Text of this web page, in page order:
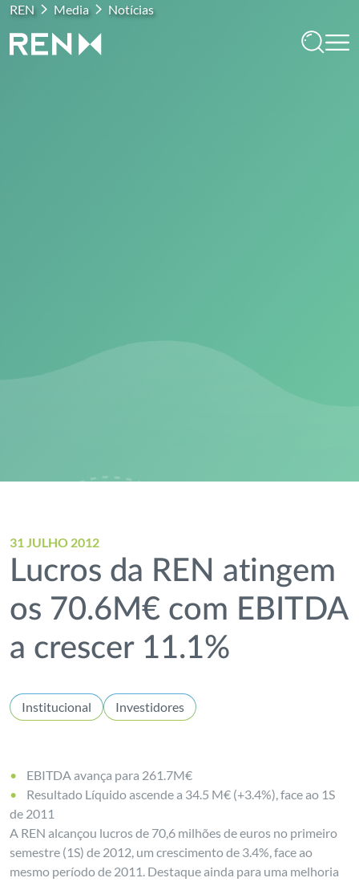
REN Media Notícias
31 JULHO 2012
Lucros da REN atingem
os 70.6M€ com EBITDA
a crescer 11.1%
Institucional Investidores
EBITDA avança para 261.7M€
Resultado Líquido ascende a 34.5 M€ (+3.4%), face ao 1S
de 2011
A REN alcançou lucros de 70,6 milhões de euros no primeiro
semestre (1S) de 2012, um crescimento de 3.4%, face ao
mesmo período de 2011. Destaque ainda para uma melhoria